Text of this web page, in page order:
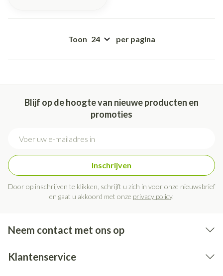
Toon per pagina
Blijf op de hoogte van nieuwe producten en
promoties
Inschrijven
Door op inschrijven te klikken, schrijft u zich in voor onze nieuwsbrief
en gaat u akkoord met onze privacy policy.
Neem contact met ons op
Klantenservice